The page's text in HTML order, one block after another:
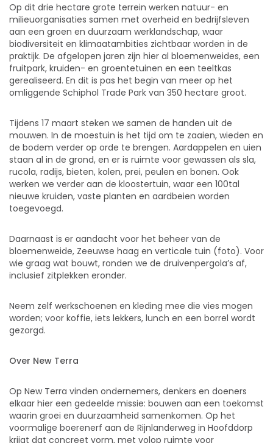
Op dit drie hectare grote terrein werken natuur- en
milieuorganisaties samen met overheid en bedrijfsleven
aan een groen en duurzaam werklandschap, waar
biodiversiteit en klimaatambities zichtbaar worden in de
praktijk. De afgelopen jaren zijn hier al bloemenweides, een
fruitpark, kruiden- en groentetuinen en een teeltkas
gerealiseerd. En dit is pas het begin van meer op het
omliggende Schiphol Trade Park van 350 hectare groot.
Tijdens 17 maart steken we samen de handen uit de
mouwen. In de moestuin is het tijd om te zaaien, wieden en
de bodem verder op orde te brengen. Aardappelen en uien
staan al in de grond, en er is ruimte voor gewassen als sla,
rucola, radijs, bieten, kolen, prei, peulen en bonen. Ook
werken we verder aan de kloostertuin, waar een 100tal
nieuwe kruiden, vaste planten en aardbeien worden
toegevoegd.
Daarnaast is er aandacht voor het beheer van de
bloemenweide, Zeeuwse haag en verticale tuin (foto). Voor
wie graag wat bouwt, ronden we de druivenpergola’s af,
inclusief zitplekken eronder.
Neem zelf werkschoenen en kleding mee die vies mogen
worden; voor koffie, iets lekkers, lunch en een borrel wordt
gezorgd.
Over New Terra
Op New Terra vinden ondernemers, denkers en doeners
elkaar hier een gedeelde missie: bouwen aan een toekomst
waarin groei en duurzaamheid samenkomen. Op het
voormalige boerenerf aan de Rijnlanderweg in Hoofddorp
krijgt dat concreet vorm, met volop ruimte voor